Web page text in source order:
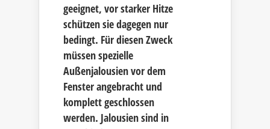
geeignet, vor starker Hitze
schützen sie dagegen nur
bedingt. Für diesen Zweck
müssen spezielle
Außenjalousien vor dem
Fenster angebracht und
komplett geschlossen
werden. Jalousien sind in